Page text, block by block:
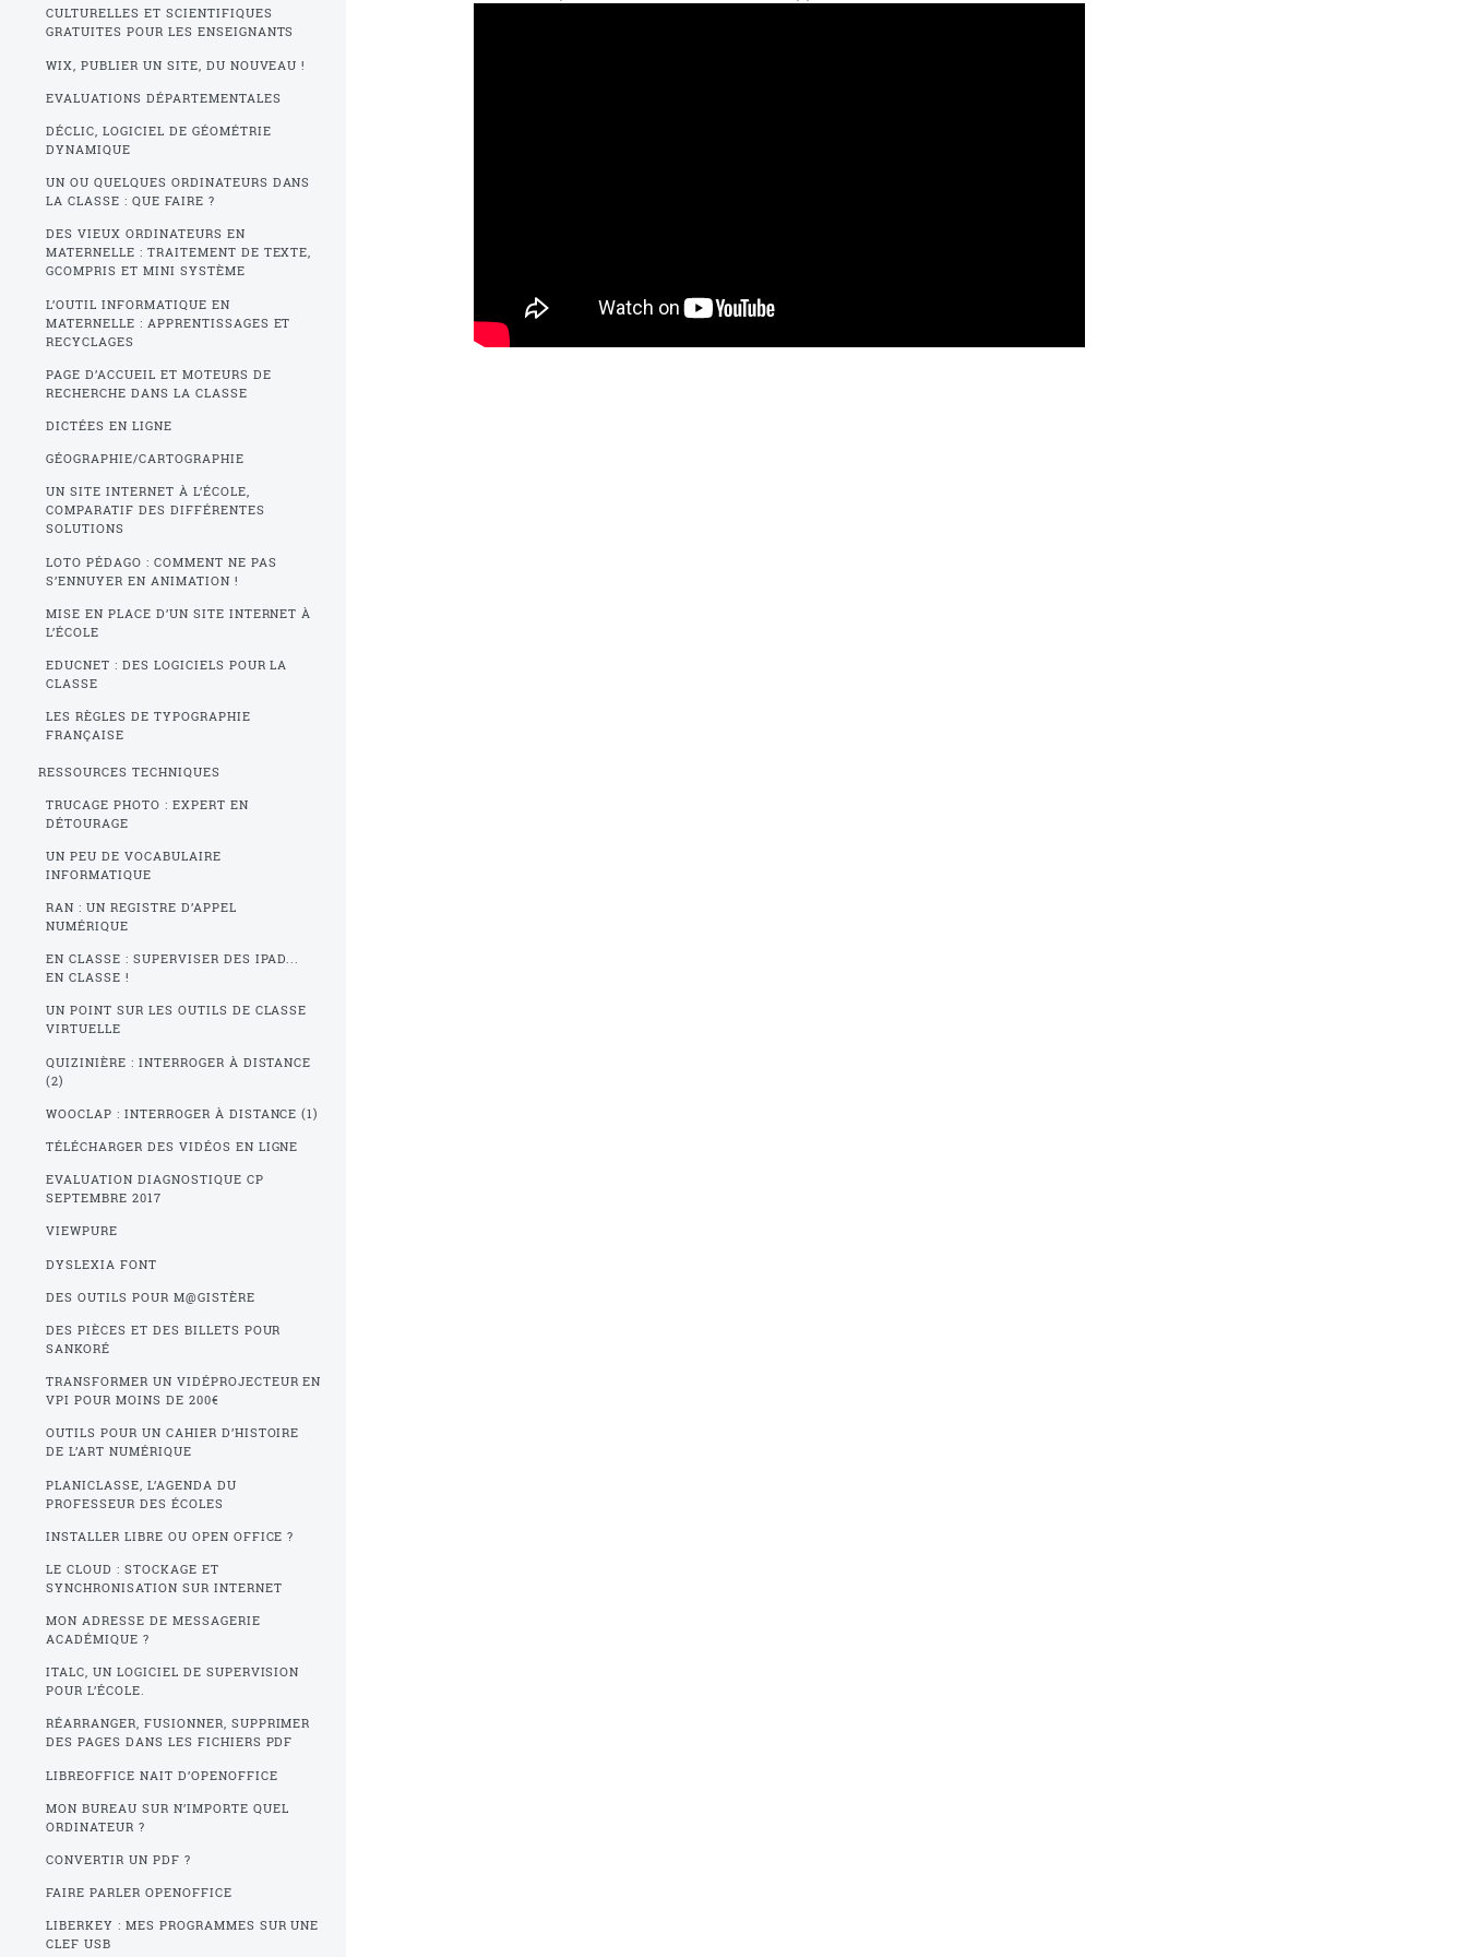
CULTURELLES ET SCIENTIFIQUES
GRATUITES POUR LES ENSEIGNANTS
WIX, PUBLIER UN SITE, DU NOUVEAU !
EVALUATIONS DÉPARTEMENTALES
DÉCLIC, LOGICIEL DE GÉOMÉTRIE
DYNAMIQUE
UN OU QUELQUES ORDINATEURS DANS
LA CLASSE : QUE FAIRE ?
DES VIEUX ORDINATEURS EN
MATERNELLE : TRAITEMENT DE TEXTE,
GCOMPRIS ET MINI SYSTÈME
L’OUTIL INFORMATIQUE EN
MATERNELLE : APPRENTISSAGES ET
RECYCLAGES
PAGE D’ACCUEIL ET MOTEURS DE
RECHERCHE DANS LA CLASSE
DICTÉES EN LIGNE
GÉOGRAPHIE/CARTOGRAPHIE
UN SITE INTERNET À L’ÉCOLE,
COMPARATIF DES DIFFÉRENTES
SOLUTIONS
LOTO PÉDAGO : COMMENT NE PAS
S’ENNUYER EN ANIMATION !
MISE EN PLACE D’UN SITE INTERNET À
L’ÉCOLE
EDUCNET : DES LOGICIELS POUR LA
CLASSE
LES RÈGLES DE TYPOGRAPHIE
FRANÇAISE
RESSOURCES TECHNIQUES
TRUCAGE PHOTO : EXPERT EN
DÉTOURAGE
UN PEU DE VOCABULAIRE
INFORMATIQUE
RAN : UN REGISTRE D’APPEL
NUMÉRIQUE
EN CLASSE : SUPERVISER DES IPAD...
EN CLASSE !
UN POINT SUR LES OUTILS DE CLASSE
VIRTUELLE
QUIZINIÈRE : INTERROGER À DISTANCE
(2)
WOOCLAP : INTERROGER À DISTANCE (1)
TÉLÉCHARGER DES VIDÉOS EN LIGNE
EVALUATION DIAGNOSTIQUE CP
SEPTEMBRE 2017
VIEWPURE
DYSLEXIA FONT
DES OUTILS POUR M@GISTÈRE
DES PIÈCES ET DES BILLETS POUR
SANKORÉ
TRANSFORMER UN VIDÉPROJECTEUR EN
VPI POUR MOINS DE 200€
OUTILS POUR UN CAHIER D’HISTOIRE
DE L’ART NUMÉRIQUE
PLANICLASSE, L’AGENDA DU
PROFESSEUR DES ÉCOLES
INSTALLER LIBRE OU OPEN OFFICE ?
LE CLOUD : STOCKAGE ET
SYNCHRONISATION SUR INTERNET
MON ADRESSE DE MESSAGERIE
ACADÉMIQUE ?
ITALC, UN LOGICIEL DE SUPERVISION
POUR L’ÉCOLE.
RÉARRANGER, FUSIONNER, SUPPRIMER
DES PAGES DANS LES FICHIERS PDF
LIBREOFFICE NAIT D’OPENOFFICE
MON BUREAU SUR N’IMPORTE QUEL
ORDINATEUR ?
CONVERTIR UN PDF ?
FAIRE PARLER OPENOFFICE
LIBERKEY : MES PROGRAMMES SUR UNE
CLEF USB